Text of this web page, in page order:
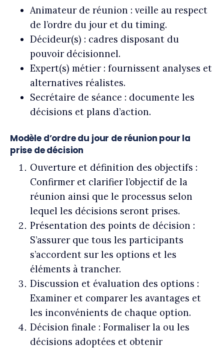
Animateur de réunion : veille au respect
de l’ordre du jour et du timing.
Décideur(s) : cadres disposant du
pouvoir décisionnel.
Expert(s) métier : fournissent analyses et
alternatives réalistes.
Secrétaire de séance : documente les
décisions et plans d’action.
Modèle d’ordre du jour de réunion pour la
prise de décision
Ouverture et définition des objectifs :
Confirmer et clarifier l’objectif de la
réunion ainsi que le processus selon
lequel les décisions seront prises.
Présentation des points de décision :
S’assurer que tous les participants
s’accordent sur les options et les
éléments à trancher.
Discussion et évaluation des options :
Examiner et comparer les avantages et
les inconvénients de chaque option.
Décision finale : Formaliser la ou les
décisions adoptées et obtenir